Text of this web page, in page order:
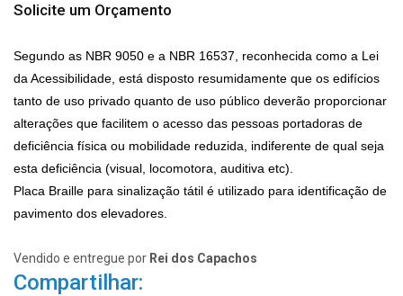
Solicite um Orçamento
Segundo as NBR 9050 e a NBR 16537, reconhecida como a Lei
da Acessibilidade, está disposto resumidamente que os edifícios
tanto de uso privado quanto de uso público deverão proporcionar
alterações que facilitem o acesso das pessoas portadoras de
deficiência física ou mobilidade reduzida, indiferente de qual seja
esta deficiência (visual, locomotora, auditiva etc).
Placa Braille para sinalização tátil é utilizado para identificação de
pavimento dos elevadores.
Vendido e entregue por Rei dos Capachos
Compartilhar: